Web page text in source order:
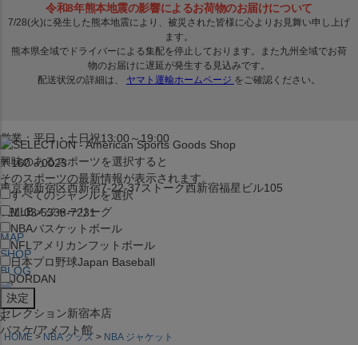
営業：平日・土日祝13:00～19:00
〒160－0023
東京都新宿区西新宿7-22-37ストーク西新宿福星ビル105
TEL:03-5338-7231
MAP
SHOP
BLOG
セレクション新宿本店
バスケ/アメフト館
在庫品は 1-3営業日内で発送!! ※お取寄せ商品は対象外
興味のあるスポーツを選択すると
そのスポーツの最新情報が表示されます。
すべてのジャンルを選択
MLBメジャーリーグ
NBAバスケットボール
NFL アメリカンフットボール
日本プロ野球Japan Baseball
JORDAN
x
HOME NBA グッズ
NBA ジャケット